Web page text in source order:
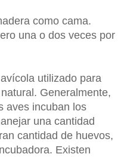
como cama.
una o dos veces por
utilizado para
Generalmente,
aves incuban los
una cantidad
cantidad de huevos,
Existen